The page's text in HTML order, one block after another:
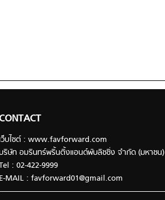
ว็บไซต์ : www.favforward.com
ริษัท อมรินทร์พริ้นติ้งแอนด์พับลิชชิ่ง จำกัด (มหาชน)
: 02-422-9999
E-MAIL : favforward01@gmail.com